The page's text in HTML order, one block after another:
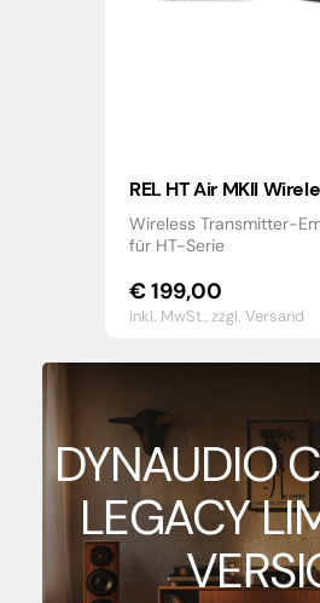
REL HT Air MKII
Wireless Transmitter-
für HT-Serie
€199,00
inkl. MwSt.,zzgl. Versand
DYNAUDIO
LEGACY